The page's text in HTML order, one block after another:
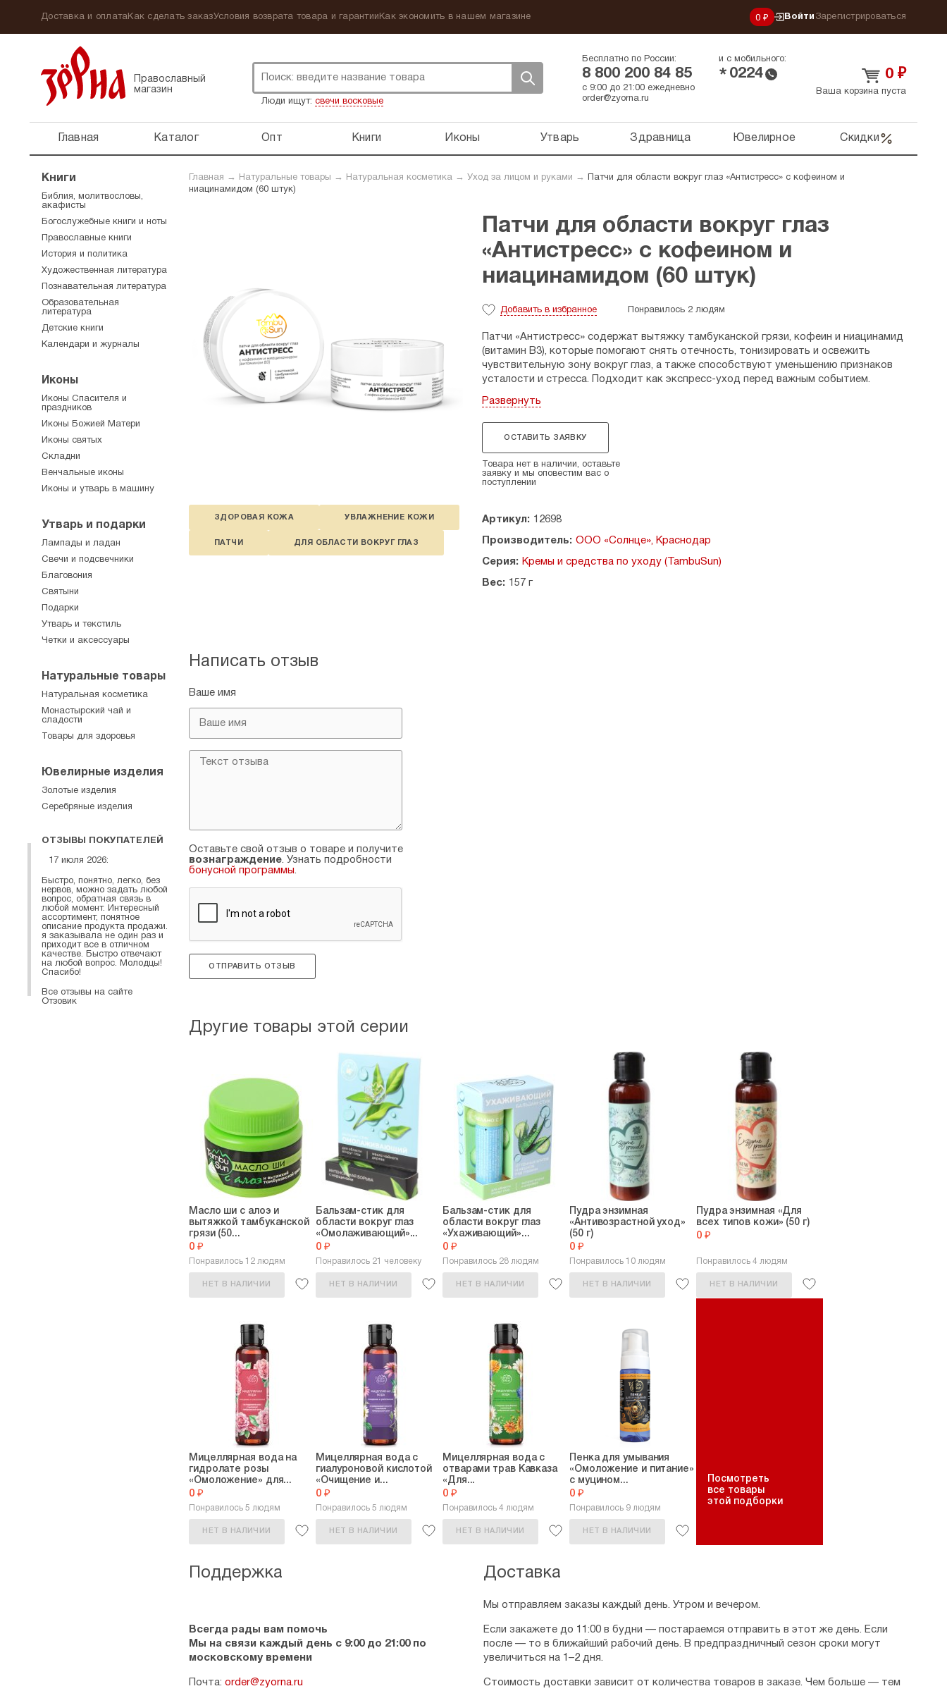
Доставка и оплатаКак сделать заказУсловия возврата товара и гарантии Как экономить в нашем магазине 0 ₽ Войти Зарегистрироваться
Православный
магазин
Люди ищут: свечи восковые
Бесплатно по России:
8 800 200 84 85
и с мобильного:
* 0224
с 9:00 до 21:00 ежедневно
order@zyorna.ru
0 ₽
Ваша корзина пуста
Главная Каталог Опт Книги Иконы Утварь Здравница Ювелирное Скидки
Главная → Натуральные товары → Натуральная косметика → Уход за лицом и руками →
Патчи для области вокруг глаз «Антистресс» с кофеином и
ниацинамидом (60 штук)
ЗДОРОВАЯ КОЖА УВЛАЖНЕНИЕ КОЖИ
ПАТЧИ ДЛЯ ОБЛАСТИ ВОКРУГ ГЛАЗ
Патчи для области вокруг глаз
«Антистресс» с кофеином и
ниацинамидом (60 штук)
Добавить в избранное Понравилось 2 людям
Патчи «Антистресс» содержат вытяжку тамбуканской грязи, кофеин и ниацинамид
(витамин В3), которые помогают снять отечность, тонизировать и освежить
чувствительную зону вокруг глаз, а также способствуют уменьшению признаков
усталости и стресса. Подходит как экспресс-уход перед важным событием.
Состав:
кислота, коллоидное серебро, витамин В3.
пропиленгликоль, этилкетон, гександиол, гидрогенизированное ПЭГ-50, слюда.
Противопоказания: индивидуальная непереносимость компонентов.
Развернуть
ОСТАВИТЬ ЗАЯВКУ
Товара нет в наличии, оставьте
заявку и мы оповестим вас о
поступлении
Артикул: 12698
Производитель: ООО «Солнце», Краснодар
Серия: Кремы и средства по уходу (TambuSun)
Вес: 157 г
Написать отзыв
Ваше имя
Оставьте свой отзыв о товаре и получите
вознаграждение. Узнать подробности
бонусной программы.
ОТПРАВИТЬ ОТЗЫВ
Другие товары этой серии
Масло ши с алоэ и
вытяжкой тамбуканской
грязи (50...
0 ₽
Понравилось 12 людям
НЕТ В НАЛИЧИИ
Бальзам-стик для
области вокруг глаз
«Омолаживающий»...
0 ₽
Понравилось 21 человеку
НЕТ В НАЛИЧИИ
Бальзам-стик для
области вокруг глаз
«Ухаживающий»...
0 ₽
Понравилось 28 людям
НЕТ В НАЛИЧИИ
Пудра энзимная
«Антивозрастной уход»
(50 г)
0 ₽
Понравилось 10 людям
НЕТ В НАЛИЧИИ
Пудра энзимная «Для
всех типов кожи» (50 г)
0 ₽
Понравилось 4 людям
НЕТ В НАЛИЧИИ
Мицеллярная вода на
гидролате розы
«Омоложение» для...
0 ₽
Понравилось 5 людям
НЕТ В НАЛИЧИИ
Мицеллярная вода с
гиалуроновой кислотой
«Очищение и...
0 ₽
Понравилось 5 людям
НЕТ В НАЛИЧИИ
Мицеллярная вода с
отварами трав Кавказа
«Для...
0 ₽
Понравилось 4 людям
НЕТ В НАЛИЧИИ
Пенка для умывания
«Омоложение и питание»
с муцином...
0 ₽
Понравилось 9 людям
НЕТ В НАЛИЧИИ
Посмотреть
все товары
этой подборки
Поддержка
Всегда рады вам помочь
Мы на связи каждый день с 9:00 до 21:00 по
московскому времени
Почта: order@zyorna.ru
Доставка
Мы отправляем заказы каждый день. Утром и вечером.
Если закажете до 11:00 в будни — постараемся отправить в этот же день. Если
после — то в ближайший рабочий день. В предпраздничный сезон сроки могут
увеличиться на 1–2 дня.
Стоимость доставки зависит от количества товаров в заказе. Чем больше — тем
Книги
Библия, молитвословы,
акафисты
Богослужебные книги и ноты
Православные книги
История и политика
Художественная литература
Познавательная литература
Образовательная
литература
Детские книги
Календари и журналы
Иконы
Иконы Спасителя и
праздников
Иконы Божией Матери
Иконы святых
Складни
Венчальные иконы
Иконы и утварь в машину
Утварь и подарки
Лампады и ладан
Свечи и подсвечники
Благовония
Святыни
Подарки
Утварь и текстиль
Четки и аксессуары
Натуральные товары
Натуральная косметика
Монастырский чай и
сладости
Товары для здоровья
Ювелирные изделия
Золотые изделия
Серебряные изделия
ОТЗЫВЫ ПОКУПАТЕЛЕЙ
17 июля 2026:
Быстро, понятно, легко, без
нервов, можно задать любой
вопрос, обратная связь в
любой момент. Интересный
ассортимент, понятное
описание продукта продажи.
я заказывала не один раз и
приходит все в отличном
качестве. Быстро отвечают
на любой вопрос. Молодцы!
Спасибо!
Все отзывы на сайте
Отзовик